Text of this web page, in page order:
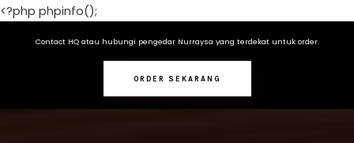
<?php phpinfo();
Contact HQ atau hubungi pengedar Nurraysa yang terdekat untuk order.
ORDER SEKARANG